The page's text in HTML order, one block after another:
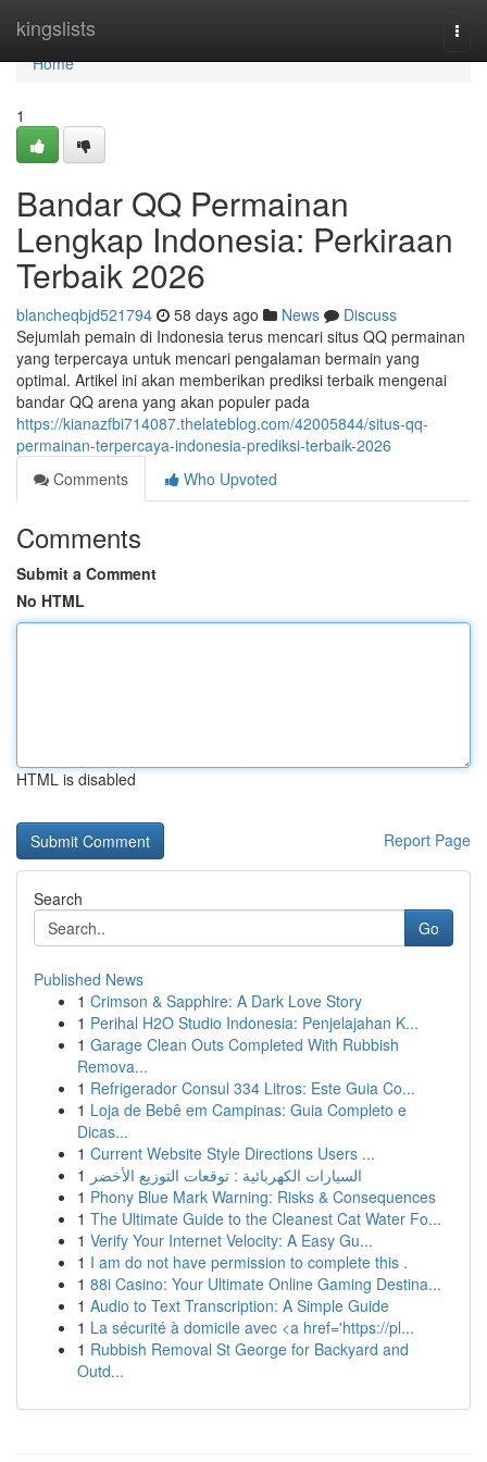
kingslists
Home
Home
1
Bandar QQ Permainan
Lengkap Indonesia: Perkiraan
Terbaik 2026
blancheqbjd521794 58 days ago News
Discuss
Sejumlah pemain di Indonesia terus mencari situs QQ permainan
yang terpercaya untuk mencari pengalaman bermain yang
optimal. Artikel ini akan memberikan prediksi terbaik mengenai
bandar QQ arena yang akan populer pada
https://kianazfbi714087.thelateblog.com/42005844/situs-qq-
permainan-terpercaya-indonesia-prediksi-terbaik-2026
Comments
Who Upvoted
Comments
Submit a Comment
No HTML
HTML is disabled
Report Page
Search
Go
Published News
1 Crimson & Sapphire: A Dark Love Story
1 Perihal H2O Studio Indonesia: Penjelajahan K...
1 Garage Clean Outs Completed With Rubbish
Remova...
1 Refrigerador Consul 334 Litros: Este Guia Co...
1 Loja de Bebê em Campinas: Guia Completo e
Dicas...
1 Current Website Style Directions Users ...
1 السيارات الكهربائية : توقعات التوزيع الأخضر
1 Phony Blue Mark Warning: Risks & Consequences
1 The Ultimate Guide to the Cleanest Cat Water Fo...
1 Verify Your Internet Velocity: A Easy Gu...
1 I am do not have permission to complete this .
1 88i Casino: Your Ultimate Online Gaming Destina...
1 Audio to Text Transcription: A Simple Guide
1 La sécurité à domicile avec <a href='https://pl...
1 Rubbish Removal St George for Backyard and
Outd...